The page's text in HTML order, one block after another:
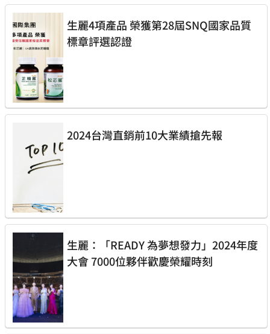
生麗4項產品 榮獲第28屆SNQ國家品質
標章評選認證
2024台灣直銷前10大業績搶先報
生麗：「READY 為夢想發力」2024年度
大會 7000位夥伴歡慶榮耀時刻